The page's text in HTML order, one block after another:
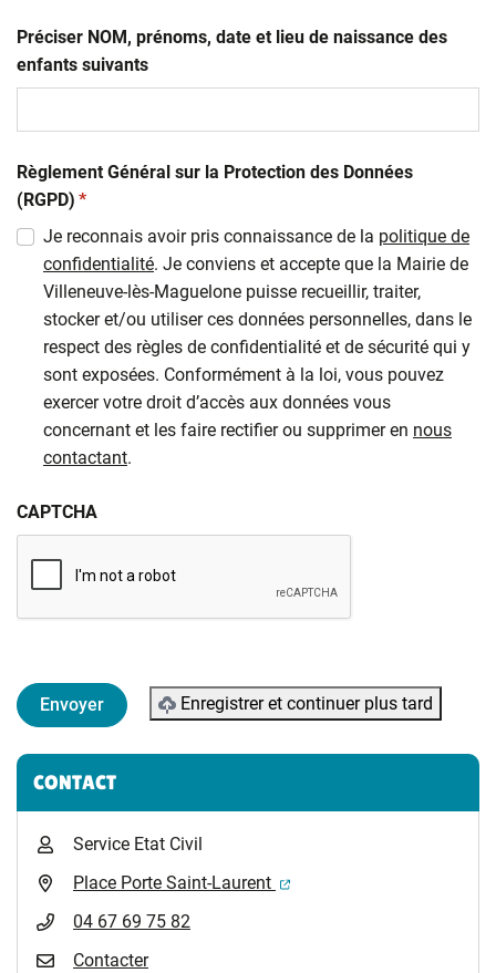
Préciser NOM, prénoms, date et lieu de naissance des
enfants suivants
Règlement Général sur la Protection des Données
(RGPD) (obligatoire)
*
Je reconnais avoir pris connaissance de la politique de
confidentialité. Je conviens et accepte que la Mairie de
Villeneuve-lès-Maguelone puisse recueillir, traiter,
stocker et/ou utiliser ces données personnelles, dans le
respect des règles de confidentialité et de sécurité qui y
sont exposées. Conformément à la loi, vous pouvez
exercer votre droit d’accès aux données vous
concernant et les faire rectifier ou supprimer en nous
contactant.
CAPTCHA
Enregistrer et continuer plus tard
Informations complémentaires
CONTACT
Service Etat Civil
Place Porte Saint-Laurent
(ouverture dans un
04 67 69 75 82
Contacter